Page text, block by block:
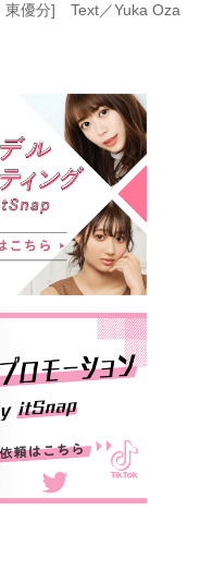
東優分] Text／Yuka Oza